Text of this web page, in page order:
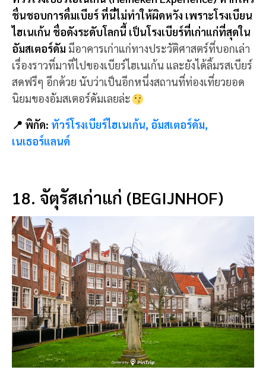
เรื่องราวที่มาที่ไปของเบียร์ไฮเนเก้น และยังได้ลิ้มรสเบียร์
สดฟรีๆ อีกด้วย นับว่าเป็นอีกหนึ่งสถานที่ท่องเที่ยวยอด
นิยมของอัมสเตอร์ดัมเลยล่ะ
📍 พิกัด:ทัวร์โรงเบียร์ไฮเนเก้น, อัมสเตอร์ดัม,
เนเธอร์แลนด์
18. จัตุรัสเก่าแก่ (BEGIJNHOF)
จัตุรัสเก่าแก่ (Begijnhof) จัตุรัสแห่งนี้ เคยเป็นที่พำนัก
ของแม่ชีหญิงคาทอลิก ตั้งแต่ศตวรรษที่ 14 เป็น
บรรยากาศสวนที่สงบ มีวิวสวยๆ และรายล้อมไปด้วย